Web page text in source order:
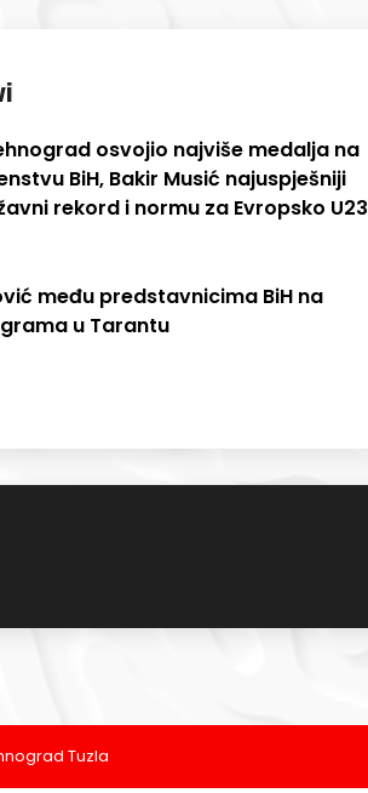
osvojio najviše medalja na
BiH, Bakir Musić najuspješniji
rekord i normu za Evropsko U23
među predstavnicima BiH na
u Tarantu
Tuzla